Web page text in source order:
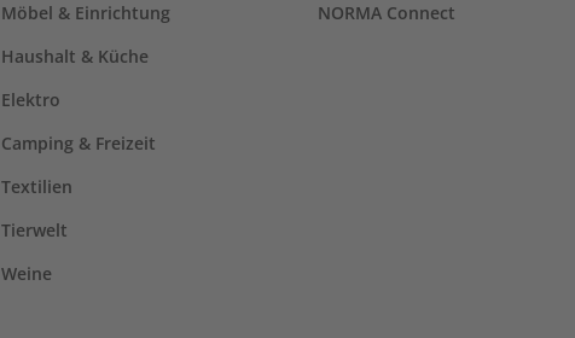
Möbel & Einrichtung
Haushalt & Küche
Elektro
Camping & Freizeit
Textilien
Tierwelt
Weine
NORMA Connect